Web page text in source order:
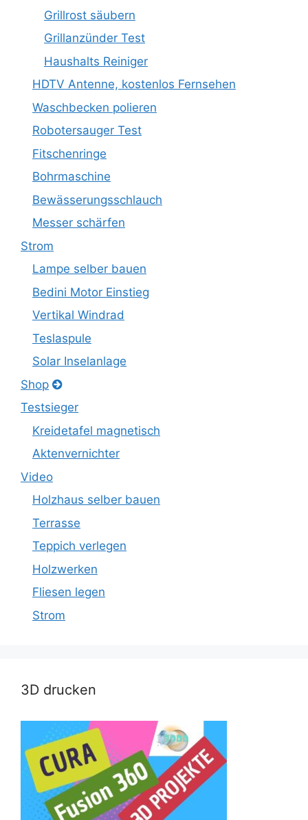
Grillrost säubern
Grillanzünder Test
Haushalts Reiniger
HDTV Antenne, kostenlos Fernsehen
Waschbecken polieren
Robotersauger Test
Fitschenringe
Bohrmaschine
Bewässerungsschlauch
Messer schärfen
Strom
Lampe selber bauen
Bedini Motor Einstieg
Vertikal Windrad
Teslaspule
Solar Inselanlage
Shop
Testsieger
Kreidetafel magnetisch
Aktenvernichter
Video
Holzhaus selber bauen
Terrasse
Teppich verlegen
Holzwerken
Fliesen legen
Strom
3D drucken